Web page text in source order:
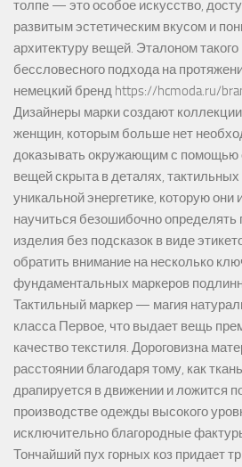
толпе — это особое искусство,
развитым эстетическим вкусом и
архитектуру вещей. Эталоном такого
бессловесного подхода на
немецкий бренд https://hcmoda.ru/
Дизайнеры марки создают
женщин, которым больше нет
доказывать окружающим с помощью
вещей скрыта в деталях,
уникальной энергетике, которую
научиться безошибочно
изделия без подсказок в виде
обратить внимание на несколько
фундаментальных маркеров
Тактильный маркер — магия
класса Первое, что выдает вещь
качество текстиля. Дороговизна
расстоянии благодаря тому, как
драпируется в движении и ложится
производстве одежды высокого
исключительно благородные
Тончайший пух горных коз придает